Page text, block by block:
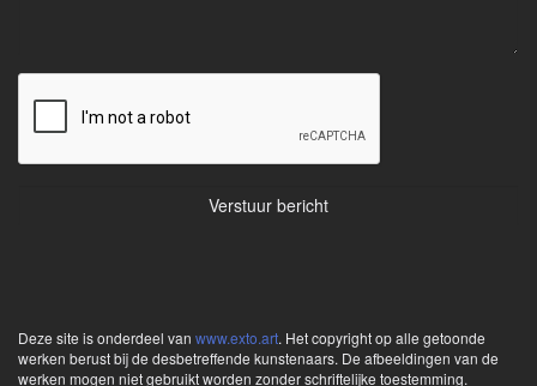
Deze site is onderdeel van www.exto.art. Het copyright op alle getoonde
werken berust bij de desbetreffende kunstenaars. De afbeeldingen van de
werken mogen niet gebruikt worden zonder schriftelijke toestemming.